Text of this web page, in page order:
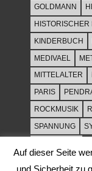
GOLDMANN
HISTORISCHER
KINDERBUCH
MEDIVAEL
MITTELALTER
PARIS
ROCKMUSIK
SPANNUNG
Auf dieser Seite
und Sicherheit zu